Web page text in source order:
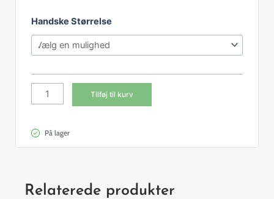
Handske Størrelse
Gummihandsker
uden
manchet,
antal
Tilføj til kurv
På lager
Relaterede produkter